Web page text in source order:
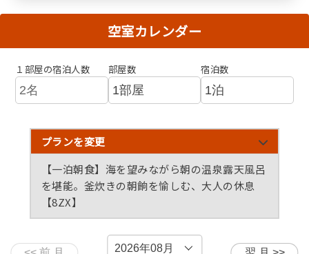
空室カレンダー
１部屋の宿泊人数 部屋数 宿泊数
プランを変更
【定番】絶景の夕日と温泉露天風呂。黒毛和牛と魚
介の月替わり会席全十一品【E0】
【特選】月替わり会席に更に一品、季のひと品を加
えた特選会席【E0i】
【一泊朝食】海を望みながら朝の温泉露天風呂
を堪能。釜炊きの朝餉を愉しむ、大人の休息
【8ZX】
オリジナル地酒のお土産付-【101E0】
味会席【E6】
なかで、蟹の贅に酔いしれるひととき【E9】